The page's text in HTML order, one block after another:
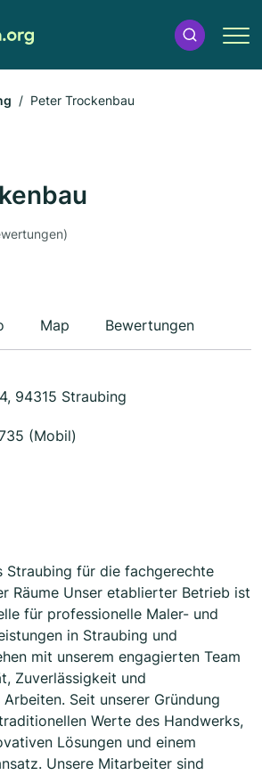
Peter Trockenbau
Map Bewertungen
94315 Straubing
(Mobil)
Straubing für die fachgerechte
Räume Unser etablierter Betrieb ist
für professionelle Maler- und
in Straubing und
mit unserem engagierten Team
Zuverlässigkeit und
Seit unserer Gründung
Werte des Handwerks,
Lösungen und einem
Unsere Mitarbeiter sind